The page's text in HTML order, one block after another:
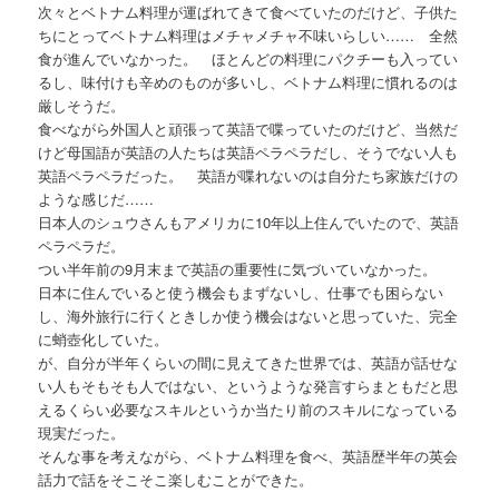
次々とベトナム料理が運ばれてきて食べていたのだけど、子供た
ちにとってベトナム料理はメチャメチャ不味いらしい…… 全然
食が進んでいなかった。 ほとんどの料理にパクチーも入ってい
るし、味付けも辛めのものが多いし、ベトナム料理に慣れるのは
厳しそうだ。
食べながら外国人と頑張って英語で喋っていたのだけど、当然だ
けど母国語が英語の人たちは英語ペラペラだし、そうでない人も
英語ペラペラだった。 英語が喋れないのは自分たち家族だけの
ような感じだ……
日本人のシュウさんもアメリカに10年以上住んでいたので、英語
ペラペラだ。
つい半年前の9月末まで英語の重要性に気づいていなかった。
日本に住んでいると使う機会もまずないし、仕事でも困らない
し、海外旅行に行くときしか使う機会はないと思っていた、完全
に蛸壺化していた。
が、自分が半年くらいの間に見えてきた世界では、英語が話せな
い人もそもそも人ではない、というような発言すらまともだと思
えるくらい必要なスキルというか当たり前のスキルになっている
現実だった。
そんな事を考えながら、ベトナム料理を食べ、英語歴半年の英会
話力で話をそこそこ楽しむことができた。